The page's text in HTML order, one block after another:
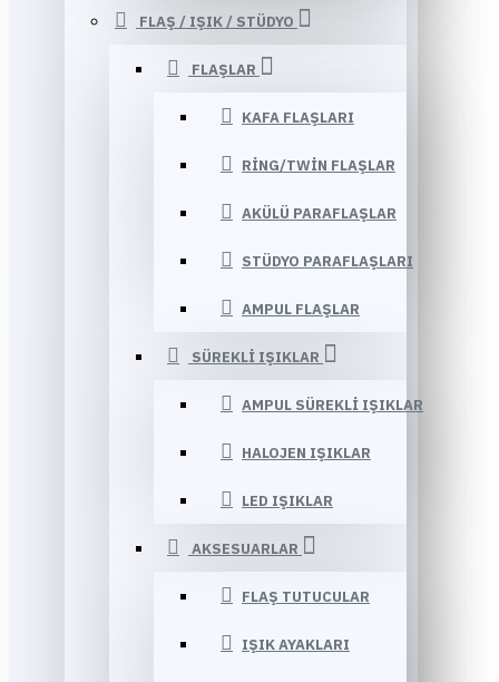
FLAŞ / IŞIK / STÜDYO
FLAŞLAR
KAFA FLAŞLARI
RING/TWIN FLAŞLAR
AKÜLÜ PARAFLAŞLAR
STÜDYO PARAFLAŞLARI
AMPUL FLAŞLAR
SÜREKLI IŞIKLAR
AMPUL SÜREKLI IŞIKLAR
HALOJEN IŞIKLAR
LED IŞIKLAR
AKSESUARLAR
FLAŞ TUTUCULAR
IŞIK AYAKLARI